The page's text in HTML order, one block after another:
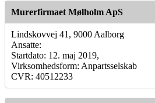
Murerfirmaet Mølholm ApS
Lindskovvej 41, 9000 Aalborg
Ansatte:
Startdato: 12. maj 2019,
Virksomhedsform: Anpartsselskab
CVR: 40512233